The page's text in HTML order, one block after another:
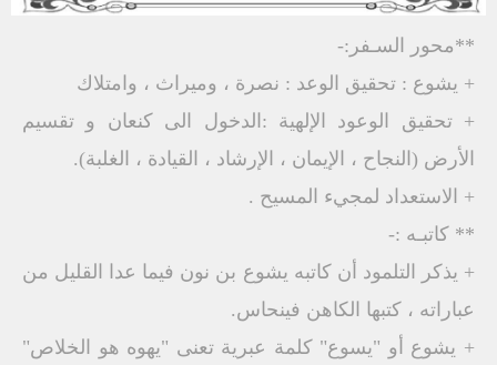
**محور السـفر:-
+ يشوع : تحقيق الوعد : نصرة ، وميراث ، وامتلاك
+ تحقيق الوعود الإلهية :الدخول الى كنعان و تقسيم
الأرض (النجاح ، الإيمان ، الإرشاد ، القيادة ، الغلبة).
+ الاستعداد لمجيء المسيح .
** كاتبـه :-
+ يذكر التلمود أن كاتبه يشوع بن نون فيما عدا القليل من
عباراته ، كتبها الكاهن فينحاس.
+ يشوع أو "يسوع" كلمة عبرية تعنى "يهوه هو الخلاص"